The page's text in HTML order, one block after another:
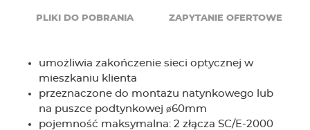
PLIKI DO POBRANIA ZAPYTANIE OFERTOWE
umożliwia zakończenie sieci optycznej w
mieszkaniu klienta
przeznaczone do montażu natynkowego lub
na puszce podtynkowej ø60mm
pojemność maksymalna: 2 złącza SC/E-2000